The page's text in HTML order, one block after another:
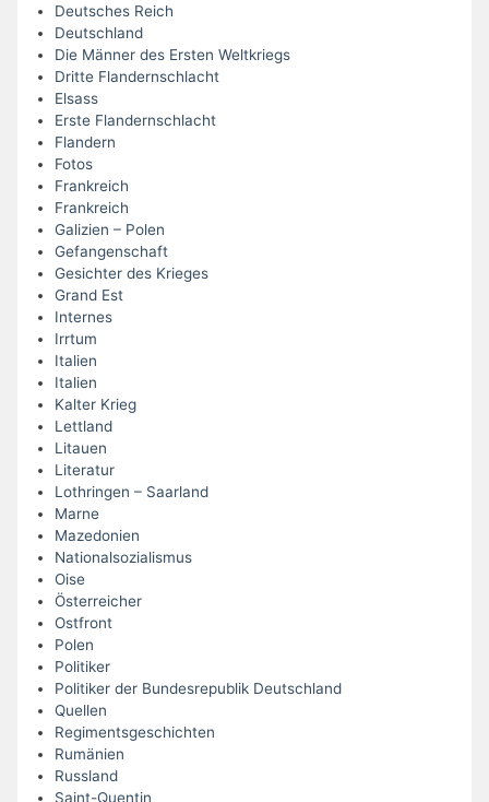
Deutsches Reich
Deutschland
Die Männer des Ersten Weltkriegs
Dritte Flandernschlacht
Elsass
Erste Flandernschlacht
Flandern
Fotos
Frankreich
Frankreich
Galizien – Polen
Gefangenschaft
Gesichter des Krieges
Grand Est
Internes
Irrtum
Italien
Italien
Kalter Krieg
Lettland
Litauen
Literatur
Lothringen – Saarland
Marne
Mazedonien
Nationalsozialismus
Oise
Österreicher
Ostfront
Polen
Politiker
Politiker der Bundesrepublik Deutschland
Quellen
Regimentsgeschichten
Rumänien
Russland
Saint-Quentin